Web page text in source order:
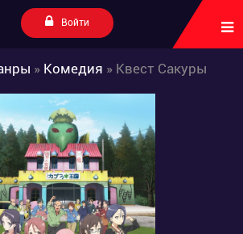
Войти
» Комедия » Квест Сакуры